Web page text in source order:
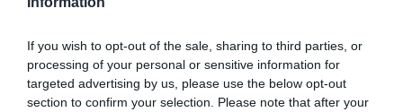
If you wish to opt-out of the sale, sharing to third parties, or
processing of your personal or sensitive information for
targeted advertising by us, please use the below opt-out
section to confirm your selection. Please note that after your
Olvasd el ezt is!